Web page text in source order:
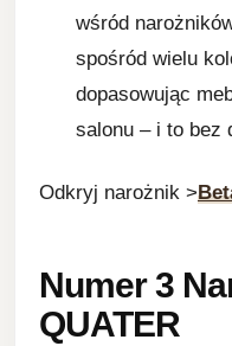
wśród
spośród wielu
dopasowując
salonu – i to bez
Odkryj narożnik >
Numer 3
QUATER